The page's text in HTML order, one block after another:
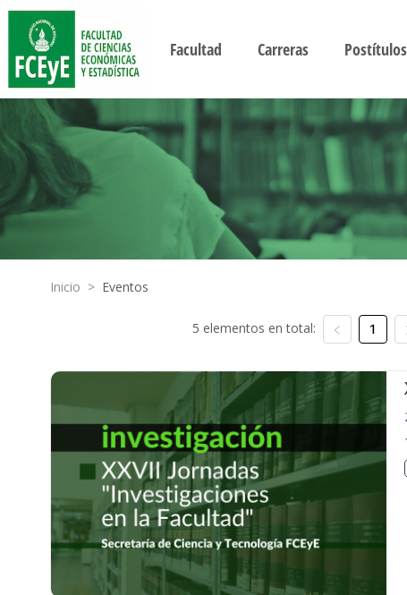
Facultad Carreras Postítulos
Inicio > Eventos
5 elementos en total: 1